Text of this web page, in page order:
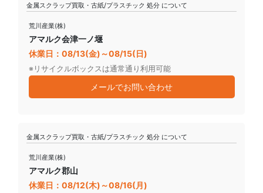
金属スクラップ買取・古紙/プラスチック 処分 について
荒川産業(株)
アマルク会津一ノ堰
休業日：08/13(金)～08/15(日)
※リサイクルボックスは通常通り利用可能
メールでお問い合わせ
金属スクラップ買取・古紙/プラスチック 処分 について
荒川産業(株)
アマルク郡山
休業日：08/12(木)～08/16(月)